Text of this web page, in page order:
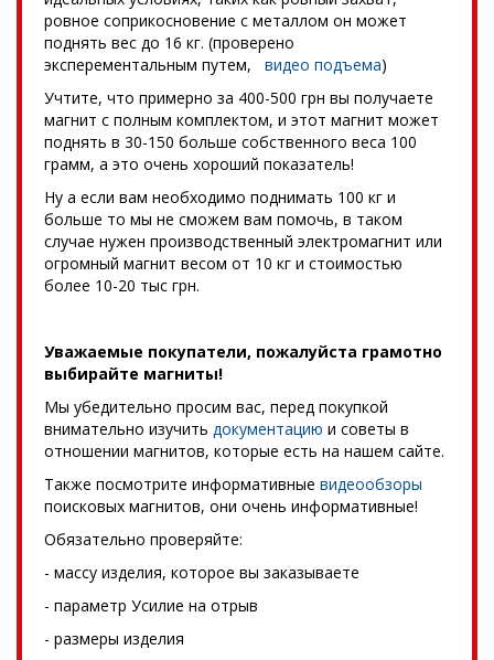
ровное соприкосновение с металлом он может
поднять вес до 16 кг. (проверено
эксперементальным путем, видео подъема)
Учтите, что примерно за 400-500 грн вы получаете
магнит с полным комплектом, и этот магнит может
поднять в 30-150 больше собственного веса 100
грамм, а это очень хороший показатель!
Ну а если вам необходимо поднимать 100 кг и
больше то мы не сможем вам помочь, в таком
случае нужен производственный электромагнит или
огромный магнит весом от 10 кг и стоимостью
более 10-20 тыс грн.
Уважаемые покупатели, пожалуйста грамотно
выбирайте магниты!
Мы убедительно просим вас, перед покупкой
внимательно изучить документацию и советы в
отношении магнитов, которые есть на нашем сайте.
Также посмотрите информативные видеообзоры
поисковых магнитов, они очень информативные!
Обязательно проверяйте:
- массу изделия, которое вы заказываете
- параметр Усилие на отрыв
- размеры изделия